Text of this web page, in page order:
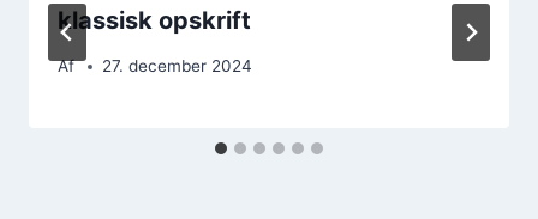
klassisk opskrift
Af 27. december 2024